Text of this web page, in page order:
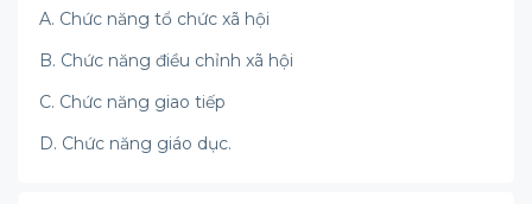
A. Chức năng tổ chức xã hội
B. Chức năng điều chỉnh xã hội
C. Chức năng giao tiếp
D. Chức năng giáo dục.